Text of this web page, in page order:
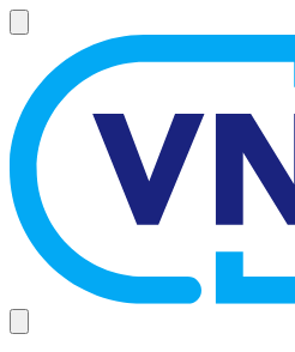
Overslaan
en
inhoud
gaan